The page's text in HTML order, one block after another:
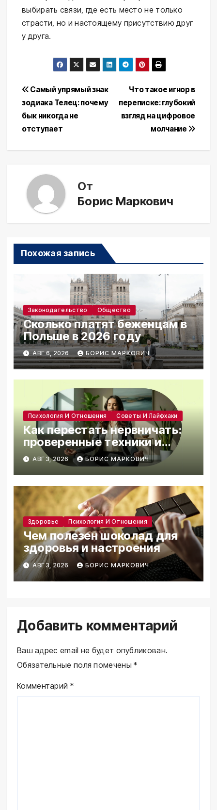
выбирать связи, где есть место не только
страсти, но и настоящему присутствию друг
у друга.
Навигация
по
записям
Что такое игнор в
переписке: глубокий
взгляд на цифровое
молчание
Самый упрямый знак
зодиака Телец: почему
бык никогда не
отступает
От
Борис Маркович
Похожая запись
Законодательство Общество
Сколько платят беженцам в
Польше в 2026 году
АВГ 6, 2026 БОРИС МАРКОВИЧ
Психология И Отношения Советы И Лайфхаки
Как перестать нервничать:
проверенные техники и
привычки
АВГ 3, 2026 БОРИС МАРКОВИЧ
Здоровье Психология И Отношения
Чем полезен шоколад для
здоровья и настроения
АВГ 3, 2026 БОРИС МАРКОВИЧ
Добавить комментарий
Ваш адрес email не будет опубликован.
Обязательные поля помечены*
Комментарий *